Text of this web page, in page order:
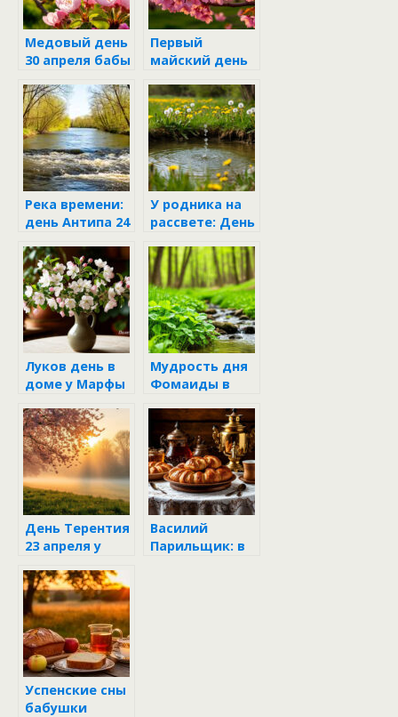
Медовый день
30 апреля бабы
Семёна
Первый
майский день
деда Семёна
Река времени:
день Антипа 24
жизни Марфы
и Семёна
У родника на
рассвете: День
Ключника в
доме бабы
Марфы и деда
Семёна
Луков день в
доме у Марфы
Мудрость дня
Фомаиды в
Марфы и деда
Семёна
День Терентия
23 апреля у
деда Семёна
Василий
Парильщик: в
Успенские сны
бабушки